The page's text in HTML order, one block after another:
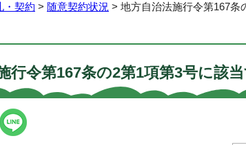
・契約 > 随意契約状況 > 地方自治法施行令第167条
行令第167条の2第1項第3号に該